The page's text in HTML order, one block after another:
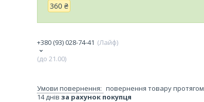
360 ₴
+380 (93) 028-74-41
Лайф
(до 21.00)
повернення товару протягом
14 днів за рахунок покупця